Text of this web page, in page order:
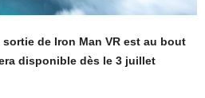
de Iron Man VR est au bout
disponible dès le 3 juillet